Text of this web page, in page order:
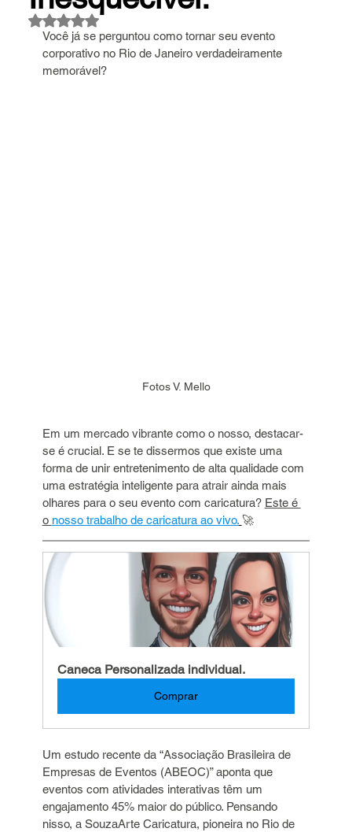
Avaliado com NaN de 5 estrelas.
Você já se perguntou como tornar seu evento
corporativo no Rio de Janeiro verdadeiramente
memorável?
Fotos V. Mello
Em um mercado vibrante como o nosso, destacar-
se é crucial. E se te dissermos que existe uma
forma de unir entretenimento de alta qualidade com
uma estratégia inteligente para atrair ainda mais
olhares para o seu evento com caricatura? Este é
o nosso trabalho de caricatura ao vivo. 🚀
Caneca Personalizada individual.
Comprar
Um estudo recente da “Associação Brasileira de
Empresas de Eventos (ABEOC)” aponta que
eventos com atividades interativas têm um
engajamento 45% maior do público. Pensando
nisso, a SouzaArte Caricatura, pioneira no Rio de